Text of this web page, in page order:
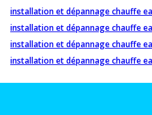
installation et dépannage chauffe
installation et dépannage chauffe
installation et dépannage chauffe
installation et dépannage chauffe